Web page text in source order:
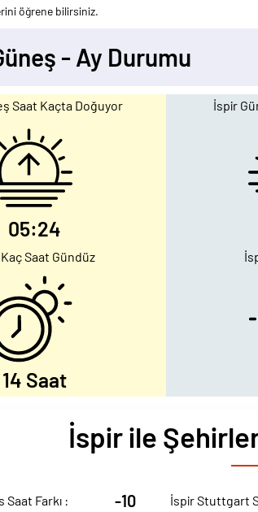
öğrene bilirsiniz.
- Ay Durumu
Saat Kaçta Doğuyor
05:24
İspir
Saat Gündüz
14 Saat
İspir ile
Farkı : -10 İspir Stuttgart